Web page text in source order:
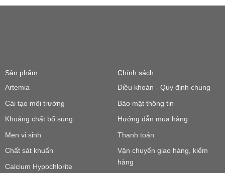
Sản phẩm
Artemia
Cải tạo môi trường
Khoáng chất bổ sung
Men vi sinh
Chất sát khuẩn
Calcium Hypochlorite
Chính sách
Điều khoản - Quy định chung
Bảo mật thông tin
Hướng dẫn mua hàng
Thanh toán
Vận chuyển giao hàng, kiểm
hàng